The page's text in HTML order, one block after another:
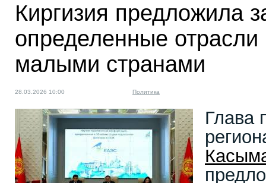
Киргизия предложила
определенные
малыми странами
28.03.2026 10:00 Политика
Глава